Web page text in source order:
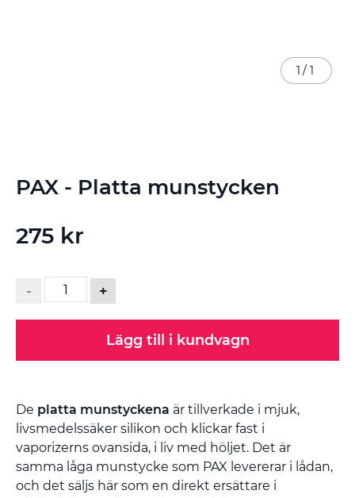
PAX - Platta munstycken
275 kr
- +
Lägg till i kundvagn
De platta munstyckena är tillverkade i mjuk,
livsmedelssäker silikon och klickar fast i
vaporizerns ovansida, i liv med höljet. Det är
samma låga munstycke som PAX levererar i lådan,
och det säljs här som en direkt ersättare i
1 / 1
till
bildgalleriet